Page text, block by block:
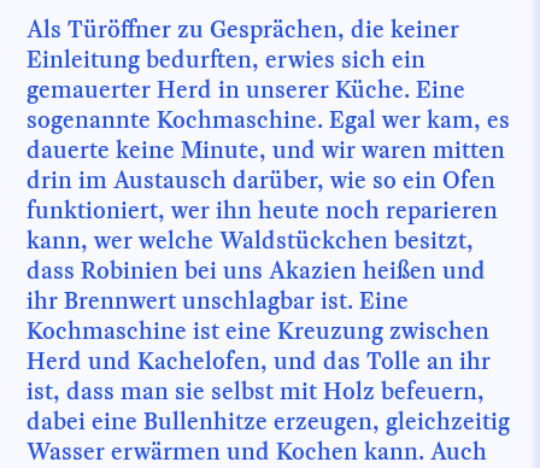
Als Türöffner zu Gesprächen, die keiner
Einleitung bedurften, erwies sich ein
gemauerter Herd in unserer Küche. Eine
sogenannte Kochmaschine. Egal wer kam, es
dauerte keine Minute, und wir waren mitten
drin im Austausch darüber, wie so ein Ofen
funktioniert, wer ihn heute noch reparieren
kann, wer welche Waldstückchen besitzt,
dass Robinien bei uns Akazien heißen und
ihr Brennwert unschlagbar ist. Eine
Kochmaschine ist eine Kreuzung zwischen
Herd und Kachelofen, und das Tolle an ihr
ist, dass man sie selbst mit Holz befeuern,
dabei eine Bullenhitze erzeugen, gleichzeitig
Wasser erwärmen und Kochen kann. Auch